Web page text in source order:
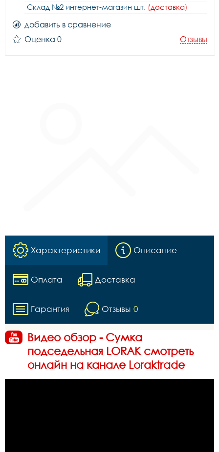
Склад №2 интернет-магазин шт. (доставка)
добавить в сравнение
Оценка 0
Отзывы
Характеристики Описание
Оплата Доставка
Гарантия Отзывы 0
Видео обзор - Сумка
подседельная LORAK смотреть
онлайн на канале Loraktrade